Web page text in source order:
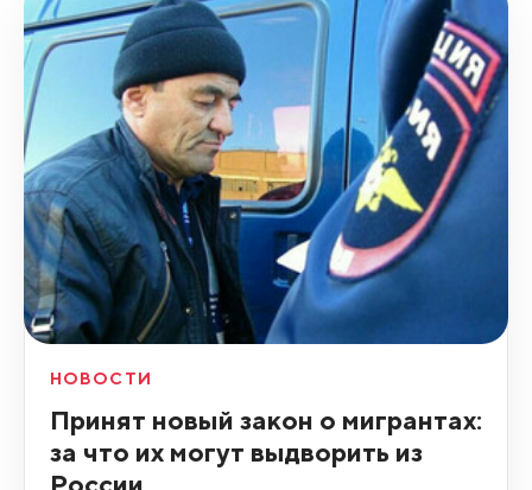
НОВОСТИ
Принят новый закон о мигрантах:
за что их могут выдворить из